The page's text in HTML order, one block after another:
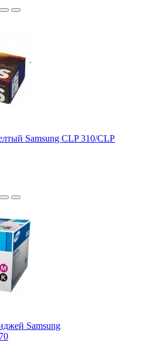
Samsung CLP 310/CLP
Samsung